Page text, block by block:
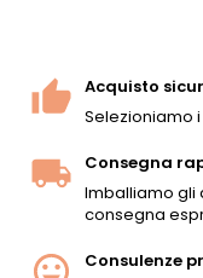
Acquisto
Selezioniamo
Consegna
Imballiamo gli
consegna
Consulenze